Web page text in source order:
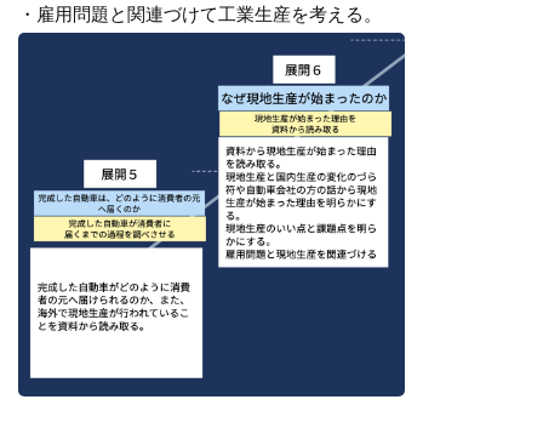
・雇用問題と関連づけて工業生産を考える。